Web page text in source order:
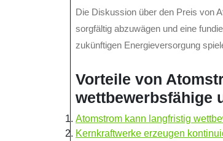
Die Diskussion über den Preis von
sorgfältig abzuwägen und eine
zukünftigen Energieversorgung
Vorteile von
wettbewerbsfähige
Atomstrom kann langfristig
Kernkraftwerke erzeugen